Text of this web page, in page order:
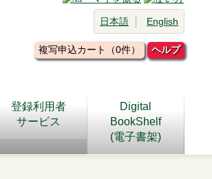
日本語 English
複写申込カート（0件） ヘルプ
登録利用者
サービス
Digital
BookShelf
(電子書架)